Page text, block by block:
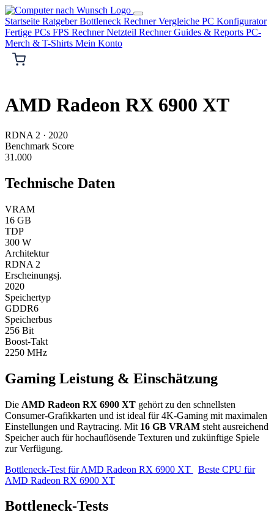
Startseite RatgeberBottleneck RechnerVergleiche PC Konfigurator
Fertige PCs FPS RechnerNetzteil RechnerGuides & Reports PC-
Merch & T-Shirts Mein Konto
AMD Radeon RX 6900 XT
RDNA 2 · 2020
Benchmark Score
31.000
Technische Daten
VRAM
16 GB
TDP
300 W
Architektur
RDNA 2
Erscheinungsj.
2020
Speichertyp
GDDR6
Speicherbus
256 Bit
Boost-Takt
2250 MHz
Gaming Leistung & Einschätzung
Die AMD Radeon RX 6900 XT gehört zu den schnellsten
Consumer-Grafikkarten und ist ideal für 4K-Gaming mit maximalen
Einstellungen und Raytracing. Mit 16 GB VRAM steht ausreichend
Speicher auch für hochauflösende Texturen und zukünftige Spiele
zur Verfügung.
Bottleneck-Test für AMD Radeon RX 6900 XT
Beste CPU für
AMD Radeon RX 6900 XT
Bottleneck-Tests